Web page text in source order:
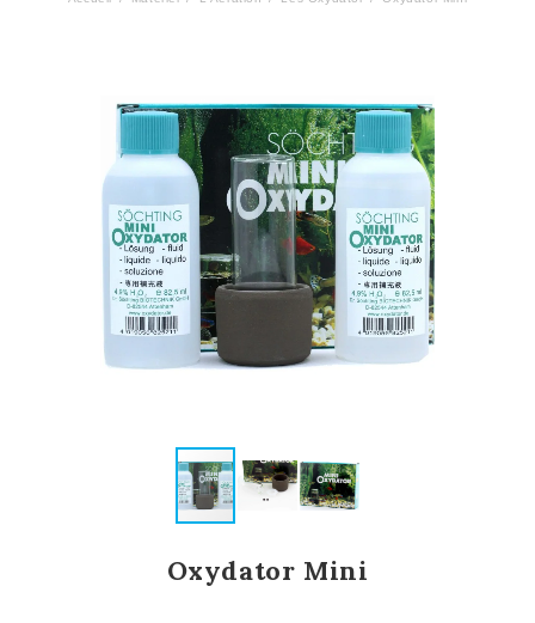
Oxydator Mini